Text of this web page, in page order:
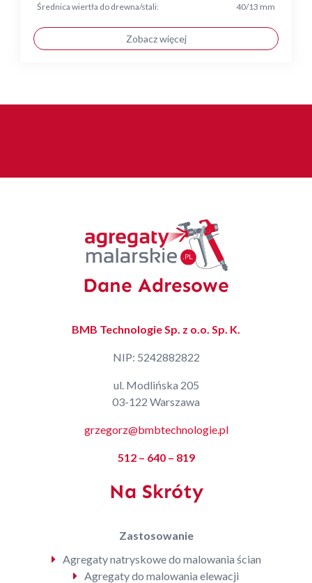
Średnica wiertła do drewna/stali:
40/13 mm
Zobacz więcej
Dane Adresowe
BMB Technologie Sp. z o.o. Sp. K.
NIP: 5242882822
ul. Modlińska 205
03-122 Warszawa
grzegorz@bmbtechnologie.pl
512 – 640 – 819
Na Skróty
Zastosowanie
Agregaty natryskowe do malowania ścian
Agregaty do malowania elewacji